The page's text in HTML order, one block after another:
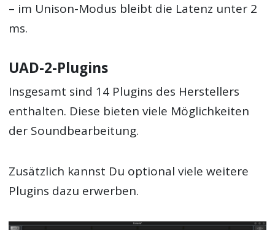
– im Unison-Modus bleibt die Latenz unter 2
ms.
UAD-2-Plugins
Insgesamt sind 14 Plugins des Herstellers
enthalten. Diese bieten viele Möglichkeiten
der Soundbearbeitung.
Zusätzlich kannst Du optional viele weitere
Plugins dazu erwerben.